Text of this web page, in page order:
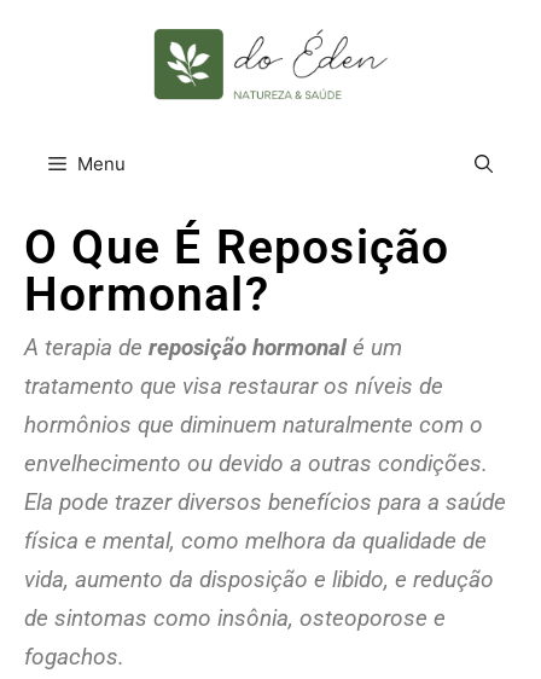
Menu
O Que É Reposição
Hormonal?
A terapia de reposição hormonal é um
tratamento que visa restaurar os níveis de
hormônios que diminuem naturalmente com o
envelhecimento ou devido a outras condições.
Ela pode trazer diversos benefícios para a saúde
física e mental, como melhora da qualidade de
vida, aumento da disposição e libido, e redução
de sintomas como insônia, osteoporose e
fogachos.